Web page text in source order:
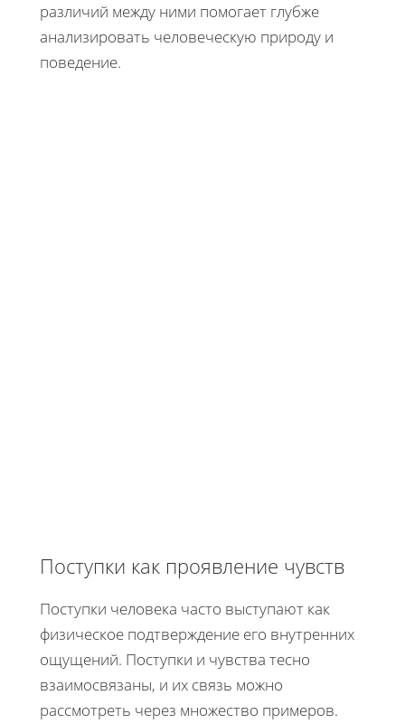
различий между ними помогает глубже
анализировать человеческую природу и
поведение.
Поступки как проявление чувств
Поступки человека часто выступают как
физическое подтверждение его внутренних
ощущений. Поступки и чувства тесно
взаимосвязаны, и их связь можно
рассмотреть через множество примеров.